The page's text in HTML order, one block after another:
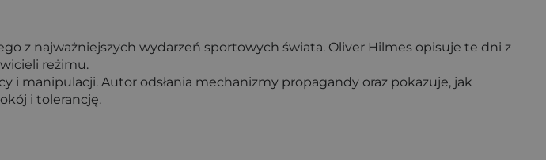
z najważniejszych wydarzeń sportowych świata. Oliver Hilmes opisuje te dni z
reżimu.
i manipulacji. Autor odsłania mechanizmy propagandy oraz pokazuje, jak
i tolerancję.